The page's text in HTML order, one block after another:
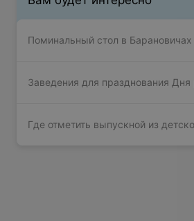
Поминальный стол в Барановичах
Заведения для празднования
Где отметить выпускной из